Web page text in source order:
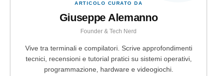
ARTICOLO CURATO DA
Giuseppe Alemanno
Founder & Tech Nerd
Vive tra terminali e compilatori. Scrive approfondimenti
tecnici, recensioni e tutorial pratici su sistemi operativi,
programmazione, hardware e videogiochi.